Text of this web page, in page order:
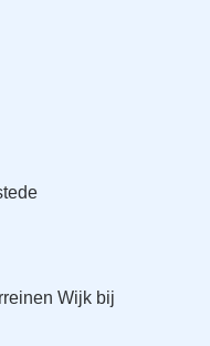
Wijk bij